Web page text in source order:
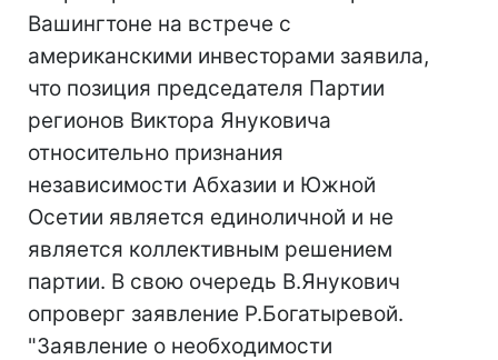
Вашингтоне на встрече с
американскими инвесторами заявила,
что позиция председателя Партии
регионов Виктора Януковича
относительно признания
независимости Абхазии и Южной
Осетии является единоличной и не
является коллективным решением
партии. В свою очередь В.Янукович
опроверг заявление Р.Богатыревой.
"Заявление о необходимости